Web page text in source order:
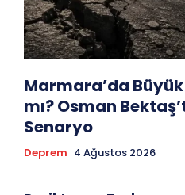
Marmara’da
mı? Osman
Senaryo
Deprem 4 Ağustos 2026